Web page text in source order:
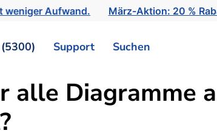
weniger Aufwand. März-Aktion: 20 %
Support Suchen
Diagramme